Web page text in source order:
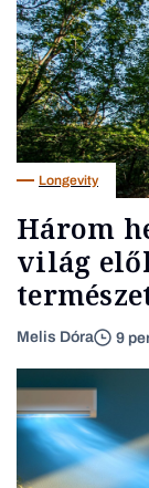
Longevity
Három
világ
Melis Dóra 9